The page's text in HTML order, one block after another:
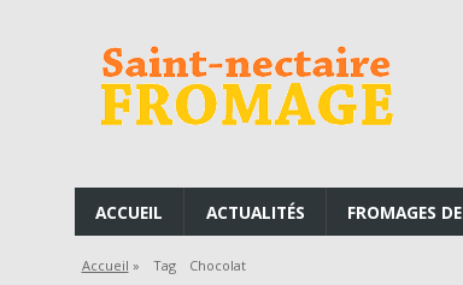
ACCUEIL ACTUALITÉS FROMAGES
Accueil » Tag Chocolat